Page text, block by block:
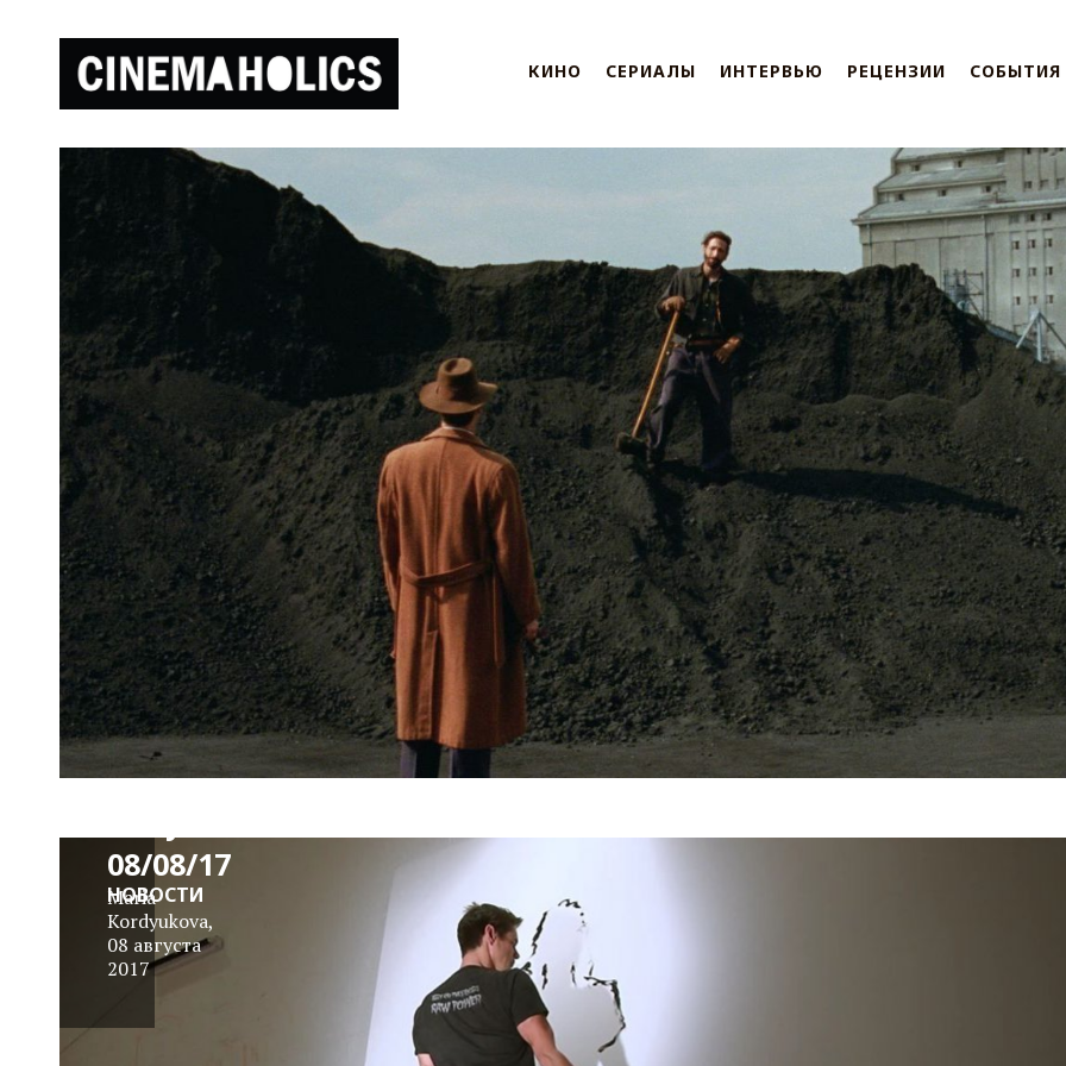
КИНО СЕРИАЛЫ ИНТЕРВЬЮ РЕЦЕНЗИИ СОБЫТИЯ
News
Block
08/08/17
Maria
Kordyukova,
08 августа
2017
НОВОСТИ